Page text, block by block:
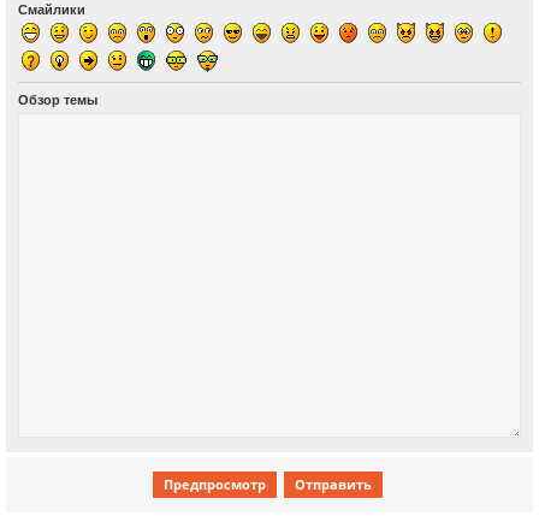
Смайлики
Обзор темы